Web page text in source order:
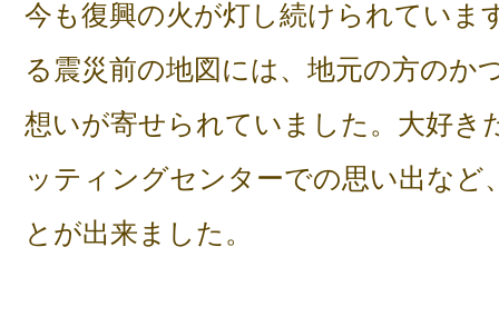
今も復興の火が灯し続けられていま
る震災前の地図には、地元の方のか
想いが寄せられていました。大好き
ッティングセンターでの思い出など
とが出来ました。